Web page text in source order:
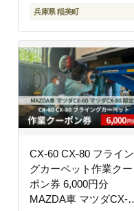
兵庫県 稲美町
CX-60 CX-80 フライン
グカーペット作業クー
ポン券 6,000円分
MAZDA車 マツダCX-